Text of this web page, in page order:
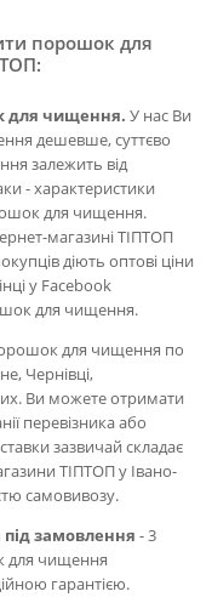
порошок для
для чищення. У нас Ви
дешевше, суттєво
залежить від
- характеристики
для чищення.
магазині ТІПТОП
діють оптові ціни
у Facebook
для чищення.
для чищення по
Чернівці,
Ви можете отримати
перевізника або
зазвичай складає
ТІПТОП у Івано-
самовивозу.
замовлення - 3
для чищення
гарантією.